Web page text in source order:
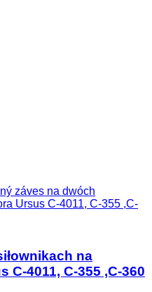
záves na dwóch
Ursus C-4011, C-355 ,C-
na
C-4011, C-355 ,C-360